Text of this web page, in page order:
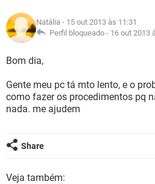
GUIA DE COMPRAS
INSTAGRAM
GUIA DE COMPRAS
CELULAR
OUTLOOK
INSTAGRAM
JOGOS
CELULAR
OUTLOOK
INSTAGRAM
GUIA DE COMPRAS
GLOSSÁRIO
JOGOS
OUTLOOK
GUIA DE COMPRAS
Natália - 15 out 2013 às 11:31
Perfil bloqueado - 16 out 2013
Bom dia,
Gente meu pc tá mto lento, e o
como fazer os procedimentos pq
nada. me ajudem
Share
Veja também: